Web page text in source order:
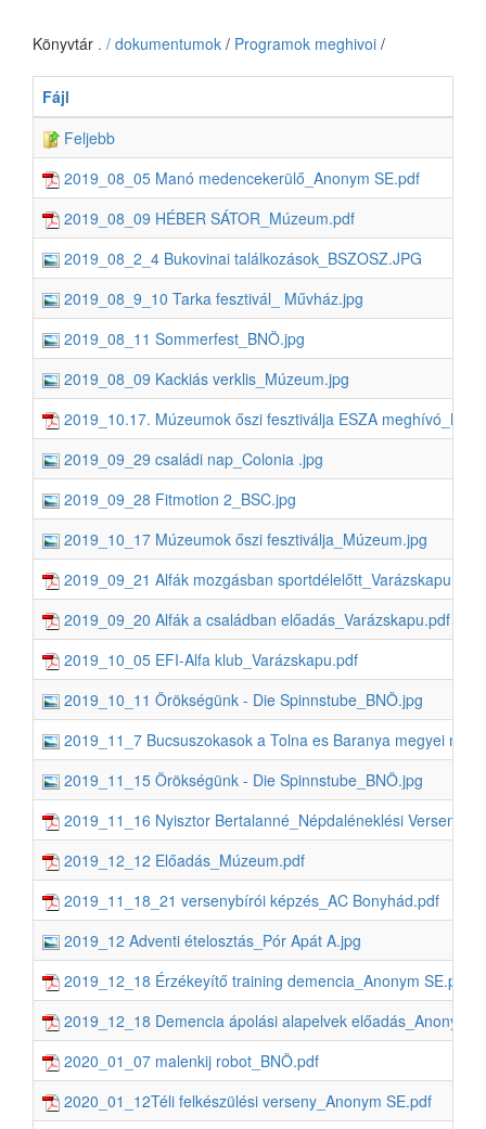
Könyvtár . / dokumentumok / Programok meghivoi /
Fájl
Feljebb
2019_08_05 Manó medencekerülő_Anonym SE.pdf
2019_08_09 HÉBER SÁTOR_Múzeum.pdf
2019_08_2_4 Bukovinai találkozások_BSZOSZ.JPG
2019_08_9_10 Tarka fesztivál_ Művház.jpg
2019_08_11 Sommerfest_BNÖ.jpg
2019_08_09 Kackiás verklis_Múzeum.jpg
2019_10.17. Múzeumok őszi fesztiválja ESZA
2019_09_29 családi nap_Colonia .jpg
2019_09_28 Fitmotion 2_BSC.jpg
2019_10_17 Múzeumok őszi fesztiválja_Múzeum.jpg
2019_09_21 Alfák mozgásban sportdélelőtt_Varázskapu.pdf
2019_09_20 Alfák a családban előadás_Varázskapu.pdf
2019_10_05 EFI-Alfa klub_Varázskapu.pdf
2019_10_11 Örökségünk - Die Spinnstube_BNÖ.jpg
2019_11_7 Bucsuszokasok a Tolna es Baranya megyei
2019_11_15 Örökségünk - Die Spinnstube_BNÖ.jpg
2019_11_16 Nyisztor Bertalanné_Népdaléneklési
2019_12_12 Előadás_Múzeum.pdf
2019_11_18_21 versenybírói képzés_AC Bonyhád.pdf
2019_12 Adventi ételosztás_Pór Apát A.jpg
2019_12_18 Érzékeyítő training demencia_Anonym SE.pdf
2019_12_18 Demencia ápolási alapelvek előadás_Anonym
2020_01_07 malenkij robot_BNÖ.pdf
2020_01_12Téli felkészülési verseny_Anonym SE.pdf